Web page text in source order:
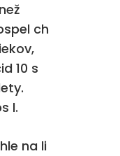
ch
10 s
l.
na li